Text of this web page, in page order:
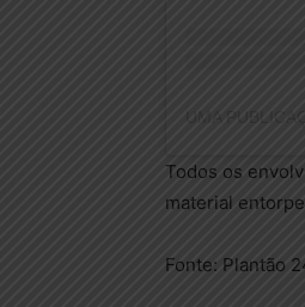
Todos os
material
Fonte: Plantão